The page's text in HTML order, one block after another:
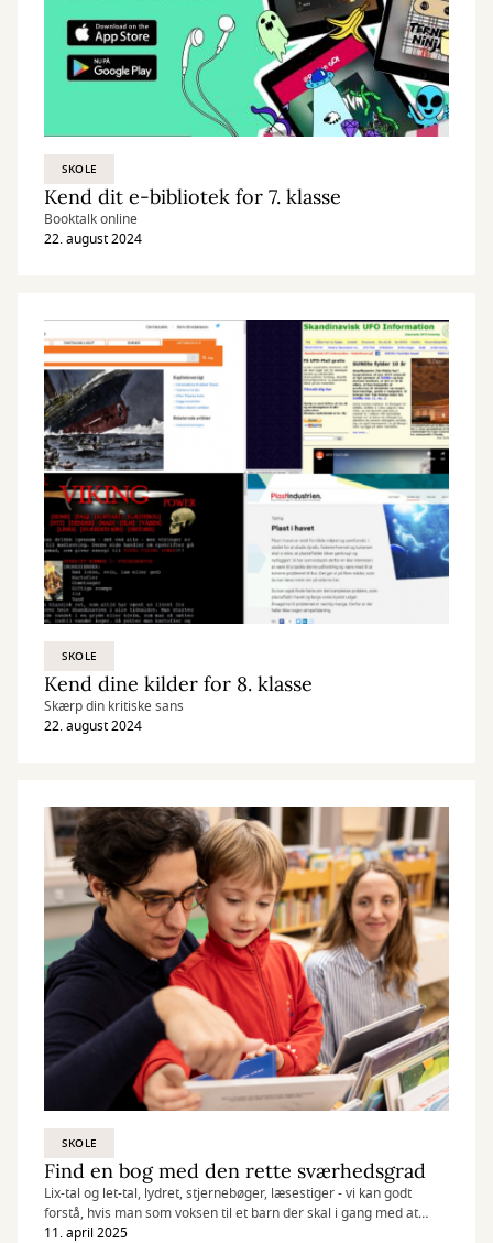
SKOLE
Kend dit e-bibliotek for 7. klasse
Booktalk online
22. august 2024
SKOLE
Kend dine kilder for 8. klasse
Skærp din kritiske sans
22. august 2024
SKOLE
Find en bog med den rette sværhedsgrad
Lix-tal og let-tal, lydret, stjernebøger, læsestiger - vi kan godt
forstå, hvis man som voksen til et barn der skal i gang med at
læse på egen hånd, kan miste overblikket. Læs guiden og bliv
11. april 2025